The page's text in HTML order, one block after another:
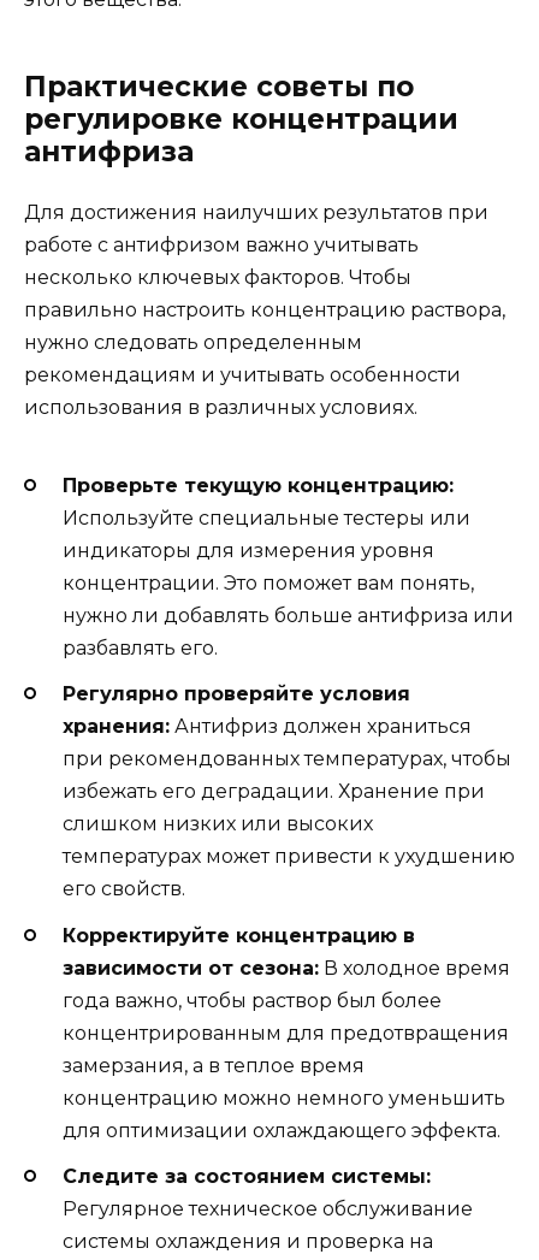
Практические советы по
регулировке концентрации
антифриза
Для достижения наилучших результатов при
работе с антифризом важно учитывать
несколько ключевых факторов. Чтобы
правильно настроить концентрацию раствора,
нужно следовать определенным
рекомендациям и учитывать особенности
использования в различных условиях.
Проверьте текущую концентрацию:
Используйте специальные тестеры или
индикаторы для измерения уровня
концентрации. Это поможет вам понять,
нужно ли добавлять больше антифриза или
разбавлять его.
Регулярно проверяйте условия
хранения: Антифриз должен храниться
при рекомендованных температурах, чтобы
избежать его деградации. Хранение при
слишком низких или высоких
температурах может привести к ухудшению
его свойств.
Корректируйте концентрацию в
зависимости от сезона: В холодное время
года важно, чтобы раствор был более
концентрированным для предотвращения
замерзания, а в теплое время
концентрацию можно немного уменьшить
для оптимизации охлаждающего эффекта.
Следите за состоянием системы:
Регулярное техническое обслуживание
системы охлаждения и проверка на